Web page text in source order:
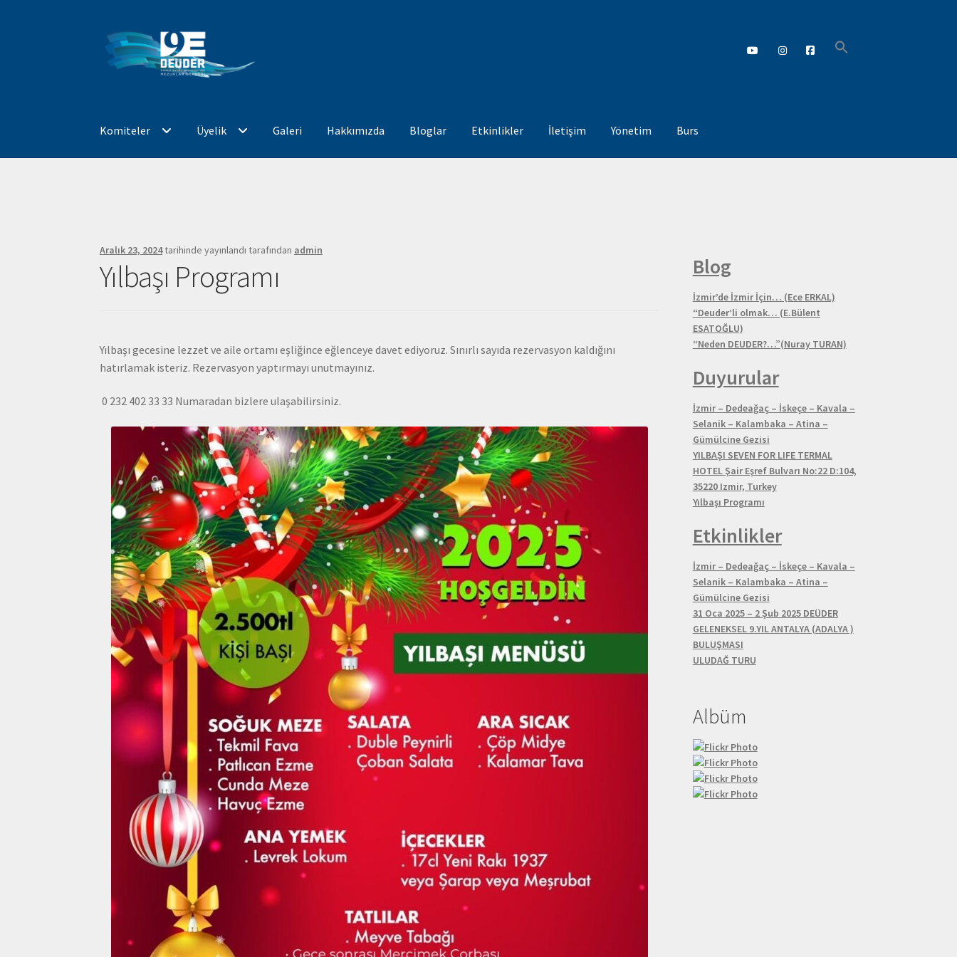
Dolaşıma
geç
İçeriğe
geç
Komiteler Üyelik Galeri Hakkımızda Bloglar Etkinlikler İletişim Yönetim Burs
Tanıtım ve İletişim KOMİTESİÜyelik FormuYönetim
Aralık 23, 2024tarihinde yayınlandı tarafından admin
Yılbaşı Programı
Yılbaşı gecesine lezzet ve aile ortamı eşliğince eğlenceye davet ediyoruz. Sınırlı sayıda rezervasyon kaldığını
hatırlamak isteriz. Rezervasyon yaptırmayı unutmayınız.
0 232 402 33 33 Numaradan bizlere ulaşabilirsiniz.
Blog
İzmir’de İzmir İçin… (Ece ERKAL)
“Deuder’li olmak… (E.Bülent
ESATOĞLU)
“Neden DEUDER?…”(Nuray TURAN)
Duyurular
İzmir – Dedeağaç – İskeçe – Kavala –
Selanik – Kalambaka – Atina –
Gümülcine Gezisi
YILBAŞI SEVEN FOR LIFE TERMAL
HOTEL Şair Eşref Bulvarı No:22 D:104,
35220 Izmir, Turkey
Yılbaşı Programı
Etkinlikler
İzmir – Dedeağaç – İskeçe – Kavala –
Selanik – Kalambaka – Atina –
Gümülcine Gezisi
31 Oca 2025 – 2 Şub 2025 DEÜDER
GELENEKSEL 9.YIL ANTALYA (ADALYA )
BULUŞMASI
ULUDAĞ TURU
Albüm